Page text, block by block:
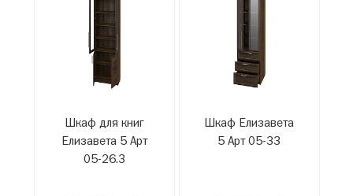
Шкаф для книг
Елизавета 5 Арт
05-26.3
Шкаф Елизавета
5 Арт 05-33